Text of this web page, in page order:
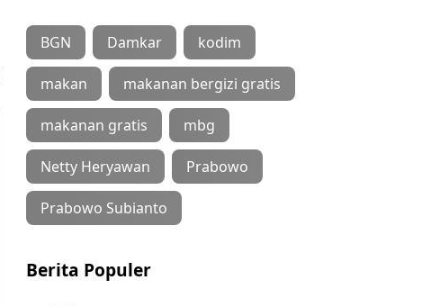
BGN Damkar kodim
makan makanan bergizi gratis
makanan gratis mbg
Netty Heryawan Prabowo
Prabowo Subianto
Berita Populer